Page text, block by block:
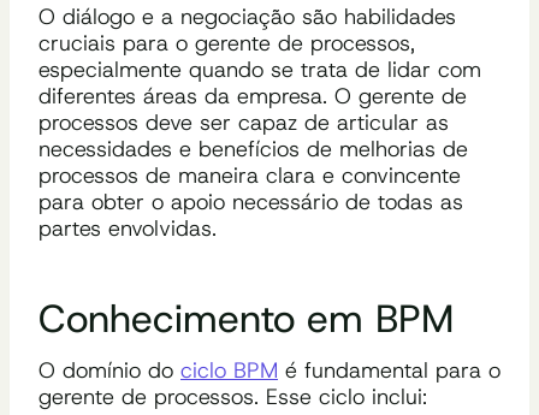
O diálogo e a negociação são habilidades
cruciais para o gerente de processos,
especialmente quando se trata de lidar com
diferentes áreas da empresa. O gerente de
processos deve ser capaz de articular as
necessidades e benefícios de melhorias de
processos de maneira clara e convincente
para obter o apoio necessário de todas as
partes envolvidas.
Conhecimento em BPM
O domínio do ciclo BPM é fundamental para o
gerente de processos. Esse ciclo inclui: